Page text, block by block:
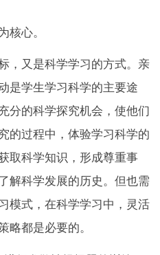
核心。
，又是科学学习的方式。亲
是学生学习科学的主要途
分的科学探究机会，使他们
的过程中，体验学习科学的
取科学知识，形成尊重事
解科学发展的历史。但也需
模式，在科学学习中，灵活
略都是必要的。